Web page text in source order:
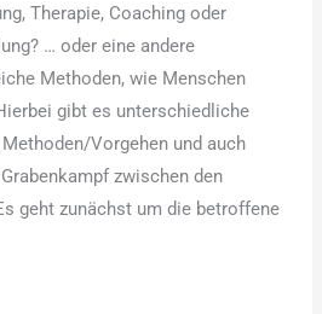
Therapie, Coaching oder
… oder eine andere
Methoden, wie Menschen
gibt es unterschiedliche
Vorgehen und auch
zwischen den
geht zunächst um die betroffene